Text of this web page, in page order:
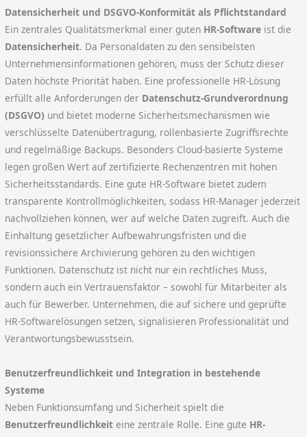
Datensicherheit und DSGVO-Konformität als Pflichtstandard
Ein zentrales Qualitätsmerkmal einer guten HR-Software ist die
Datensicherheit. Da Personaldaten zu den sensibelsten
Unternehmensinformationen gehören, muss der Schutz dieser
Daten höchste Priorität haben. Eine professionelle HR-Lösung
erfüllt alle Anforderungen der Datenschutz-Grundverordnung
(DSGVO) und bietet moderne Sicherheitsmechanismen wie
verschlüsselte Datenübertragung, rollenbasierte Zugriffsrechte
und regelmäßige Backups. Besonders Cloud-basierte Systeme
legen großen Wert auf zertifizierte Rechenzentren mit hohen
Sicherheitsstandards. Eine gute HR-Software bietet zudem
transparente Kontrollmöglichkeiten, sodass HR-Manager jederzeit
nachvollziehen können, wer auf welche Daten zugreift. Auch die
Einhaltung gesetzlicher Aufbewahrungsfristen und die
revisionssichere Archivierung gehören zu den wichtigen
Funktionen. Datenschutz ist nicht nur ein rechtliches Muss,
sondern auch ein Vertrauensfaktor – sowohl für Mitarbeiter als
auch für Bewerber. Unternehmen, die auf sichere und geprüfte
HR-Softwarelösungen setzen, signalisieren Professionalität und
Verantwortungsbewusstsein.
Benutzerfreundlichkeit und Integration in bestehende
Systeme
Neben Funktionsumfang und Sicherheit spielt die
Benutzerfreundlichkeit eine zentrale Rolle. Eine gute HR-